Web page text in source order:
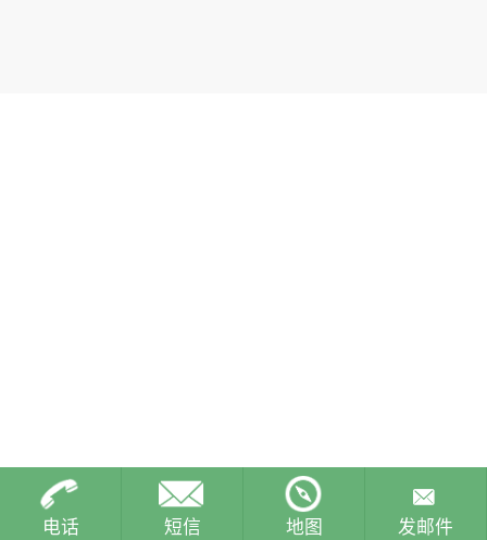
电话 短信 地图 发邮件